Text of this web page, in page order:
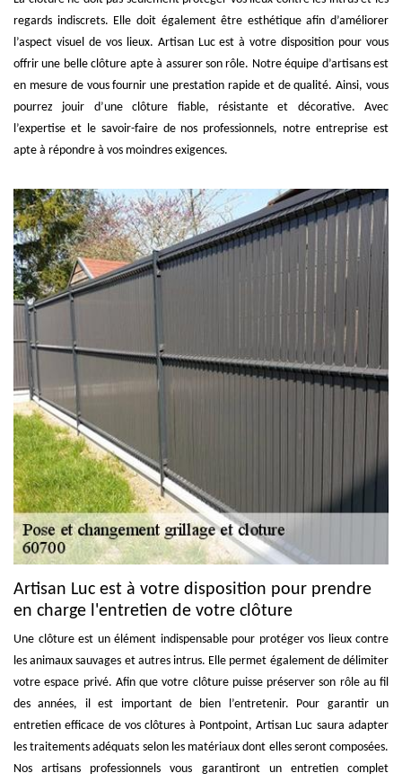
regards indiscrets. Elle doit également être esthétique afin d’améliorer
l’aspect visuel de vos lieux. Artisan Luc est à votre disposition pour vous
offrir une belle clôture apte à assurer son rôle. Notre équipe d’artisans est
en mesure de vous fournir une prestation rapide et de qualité. Ainsi, vous
pourrez jouir d’une clôture fiable, résistante et décorative. Avec
l’expertise et le savoir-faire de nos professionnels, notre entreprise est
apte à répondre à vos moindres exigences.
Artisan Luc est à votre disposition pour prendre
en charge l'entretien de votre clôture
Une clôture est un élément indispensable pour protéger vos lieux contre
les animaux sauvages et autres intrus. Elle permet également de délimiter
votre espace privé. Afin que votre clôture puisse préserver son rôle au fil
des années, il est important de bien l’entretenir. Pour garantir un
entretien efficace de vos clôtures à Pontpoint, Artisan Luc saura adapter
les traitements adéquats selon les matériaux dont elles seront composées.
Nos artisans professionnels vous garantiront un entretien complet